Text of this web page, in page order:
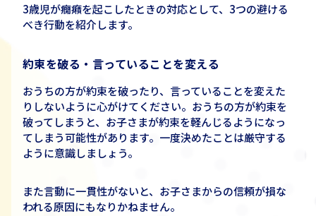
3歳児が癇癪を起こしたときの対応として、 3つの避ける
べき行動を紹介します。
約束を破る・言っていることを変える
おうちの方が約束を破ったり、言っていることを変えた
りしないように心がけてください。おうちの方が約束を
破ってしまうと、お子さまが約束を軽んじるようになっ
てしまう可能性があります。一度決めたことは厳守する
ように意識しましょう。
また言動に一貫性がないと、お子さまからの信頼が損な
われる原因にもなりかねません。